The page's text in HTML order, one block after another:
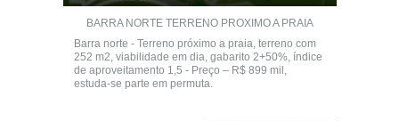
BARRA NORTE TERRENO PROXIMO A PRAIA
Barra norte - Terreno próximo a praia, terreno com
252 m2, viabilidade em dia, gabarito 2+50%, índice
de aproveitamento 1,5 - Preço – R$ 899 mil,
estuda-se parte em permuta.